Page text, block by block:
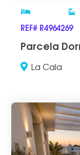
REF# R4964269
Parcela
La Cala